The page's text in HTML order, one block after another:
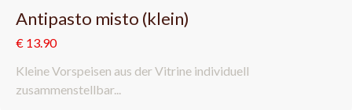
Antipasto misto (klein)
€ 13.90
Kleine Vorspeisen aus der Vitrine individuell
zusammenstellbar...